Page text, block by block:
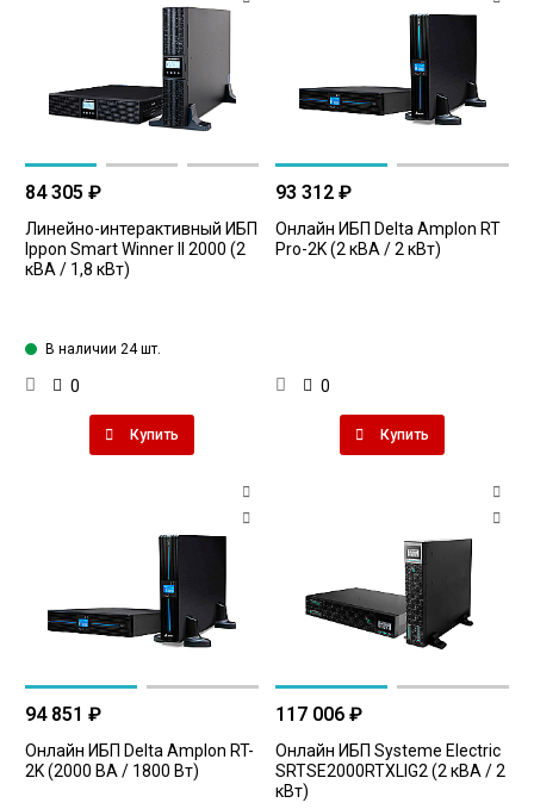
84 305 ₽
Линейно-интерактивный ИБП
Ippon Smart Winner II 2000 (2
кВА / 1,8 кВт)
В наличии 24 шт.
0
Купить
93 312 ₽
Онлайн ИБП Delta Amplon RT
Pro-2K (2 кВА / 2 кВт)
0
Купить
94 851 ₽
Онлайн ИБП Delta Amplon RT-
2K (2000 ВА / 1800 Вт)
117 006 ₽
Онлайн ИБП Systeme Electriс
SRTSE2000RTXLIG2 (2 кВА / 2
кВт)